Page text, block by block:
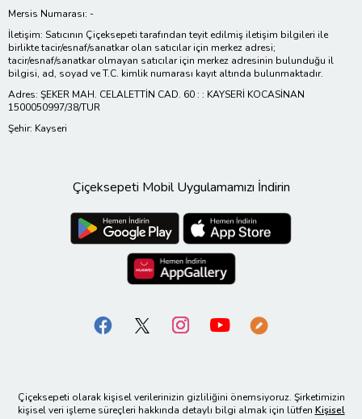
Mersis Numarası: -
İletişim: Satıcının Çiçeksepeti tarafından teyit edilmiş iletişim bilgileri ile
birlikte tacir/esnaf/sanatkar olan satıcılar için merkez adresi;
tacir/esnaf/sanatkar olmayan satıcılar için merkez adresinin bulunduğu il
bilgisi, ad, soyad ve T.C. kimlik numarası kayıt altında bulunmaktadır.
Adres: ŞEKER MAH. CELALETTİN CAD. 60 : : KAYSERİ KOCASİNAN
1500050997/38/TUR
Şehir: Kayseri
Çiçeksepeti Mobil Uygulamamızı İndirin
Çiçeksepeti olarak kişisel verilerinizin gizliliğini önemsiyoruz. Şirketimizin
kişisel veri işleme süreçleri hakkında detaylı bilgi almak için lütfen Kişisel